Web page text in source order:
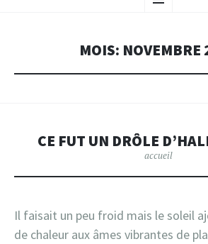
MOIS: NOVEMBRE
CE FUT UN DRÔLE
accueil
Il faisait un peu froid mais le soleil
de chaleur aux âmes vibrantes de